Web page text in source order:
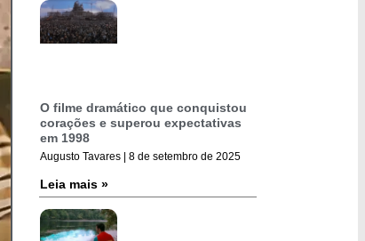
O filme dramático que conquistou
corações e superou expectativas
em 1998
Augusto Tavares 8 de setembro de 2025
Leia mais »